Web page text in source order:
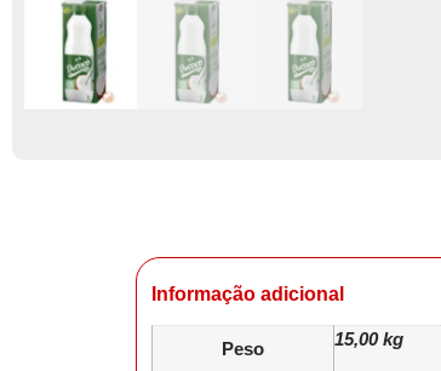
Informação adicional
Peso 15,00 kg